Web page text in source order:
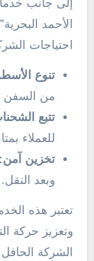
إلى جانب
الأحمد
احتياجات
تنوع
من السفن
تتبع
للعملاء
تخزين آمن:
وبعد النقل.
تعتبر هذه
وتعزيز حركة
الشركة